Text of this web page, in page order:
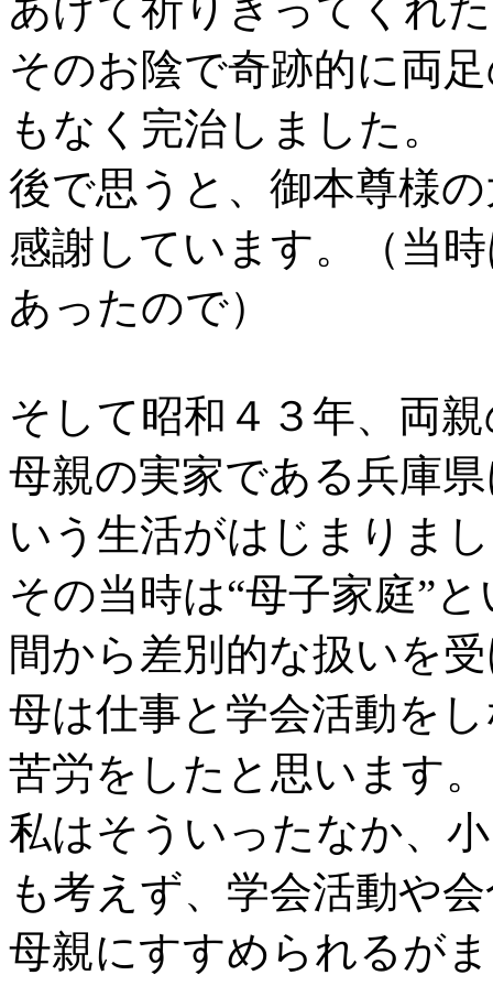
そのお陰で奇跡的に両
もなく完治しました。
後で思うと、御本尊様
感謝しています。（当
あったので）
そして昭和４３年、両
母親の実家である兵庫
いう生活がはじまりま
その当時は“母子家庭”
間から差別的な扱いを
母は仕事と学会活動を
苦労をしたと思います。
私はそういったなか、
も考えず、学会活動や
母親にすすめられるが